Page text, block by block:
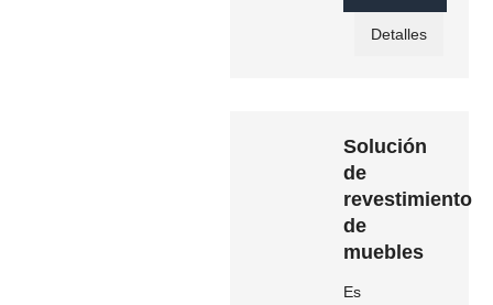
Detalles
Solución
de
revestimiento
de
muebles
Es